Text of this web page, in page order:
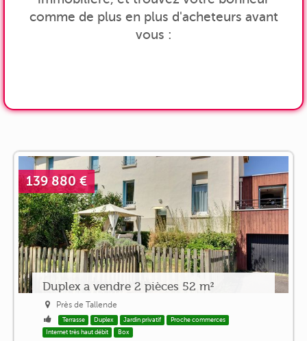
comme de plus en plus d'acheteurs avant
vous :
139 880 €
Duplex a vendre 2 pièces 52 m²
Près de Tallende
Terrasse Duplex Jardin privatif
Proche commerces
Internet très haut débit
Box